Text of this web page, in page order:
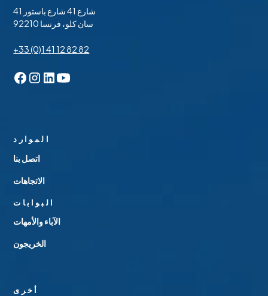
41 شارع 41 شارع باستور
92210 سان كلو، فرنسا
+33 (0)1 41 12 82 82
الموارد
اتصل بنا
الاتجاهات
البوابات
الآباء والأمهات
الخريجون
أخرى